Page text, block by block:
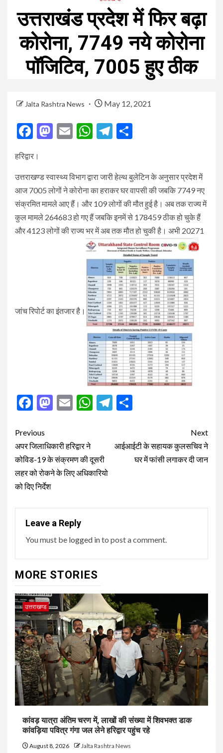
उत्तराखंड प्रदेश में फिर बढ़ा
कोरोना, 7749 नये कोरोना
पॉजिटिव, 7005 हुए ठीक
Jalta Rashtra News May 12, 2021
Facebook
Mastodon
EmailWhatsApp
Telegram
हरिद्वार।
उत्तराखण्ड स्वास्थ्य विभाग द्वारा जारी हेल्थ बुलेटिन के अनुसार प्रदेश में
आज 7005 लोगों ने कोरोना का हराकर घर वापसी की जबकि 7749 नए
संक्रमित मामले आए हैं। और 109 लोगों की मौत हुई है। अब तक राज्य में
कुल मामले 264683 हो गए हैं जबकि इनमें से 178459 ठीक हो चुके हैं
और 4123 लोगों की राज्य भर में अब तक मौत हो चुकी है। अभी 20271
जांच रिपोर्ट का इंतजार है।
Facebook
Mastodon
EmailWhatsApp
Telegram
Post
navigation
Previous
अपर जिलाधिकारी हरिद्वार ने
कोविड-19 के संक्रमण की दूसरी
लहर को रोकने के लिए अधिकारियो
को दिए निर्देश
Next
आईआईटी के सहायक कुलसचिव ने
घर में फांसी लगाकर दी जान
Leave a Reply
You must be logged into post a comment.
MORE STORIES
उत्तराखण्ड
कांवड़ यात्रा अंतिम चरण में, लाखों की संख्या में शिवभक्त डाक
कांवड़िया पवित्र गंगा जल लेने हरिद्वार पहुंच रहे
August 8, 2026 Jalta Rashtra News